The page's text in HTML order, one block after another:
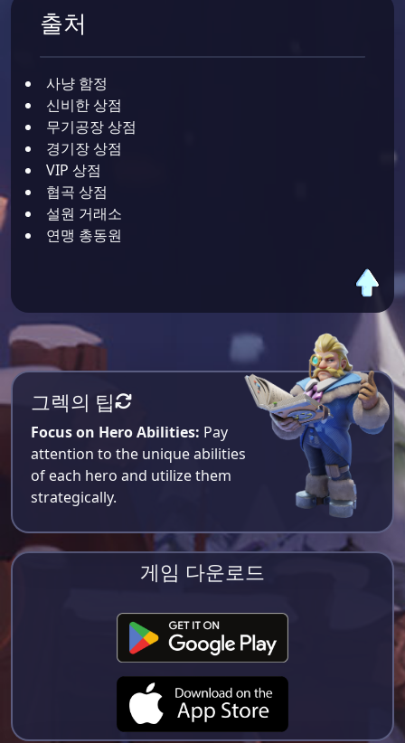
출처
사냥 함정
신비한 상점
무기공장 상점
경기장 상점
VIP 상점
협곡 상점
설원 거래소
연맹 총동원
그렉의 팁
Focus on Hero Abilities: Pay
attention to the unique abilities
of each hero and utilize them
strategically.
게임 다운로드